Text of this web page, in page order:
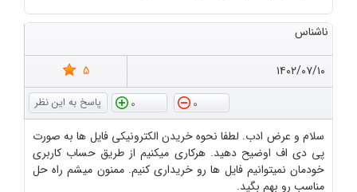
ناشناس
۱۴۰۲/۰۷/۱۰
5
0
0
سلام و عرض ادب. لطفا نحوه خریدن الکترونیکی فایل ها به صورت
پی دی اف اوضیح دهید. هرکاری میکنیم از طریق حساب کاربری
خودمان نمیتوانیم فایل ها رو خریداری کنیم. ممنون میشم راه حل
مناسب رو بهم بگید.